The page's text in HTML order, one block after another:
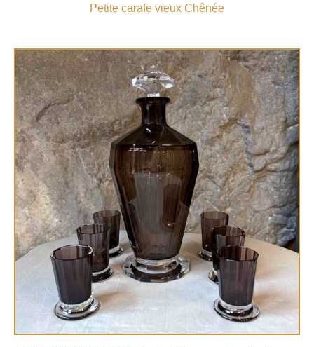
Petite carafe vieux Chênée